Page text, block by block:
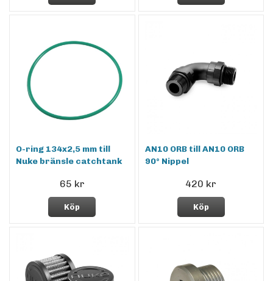
O-ring 134x2,5 mm till
Nuke bränsle catchtank
65 kr
Köp
AN10 ORB till AN10 ORB
90° Nippel
420 kr
Köp